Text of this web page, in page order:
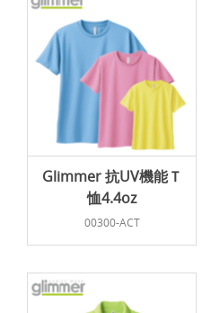
Glimmer 抗UV機能Ｔ
恤4.4oz
00300-ACT